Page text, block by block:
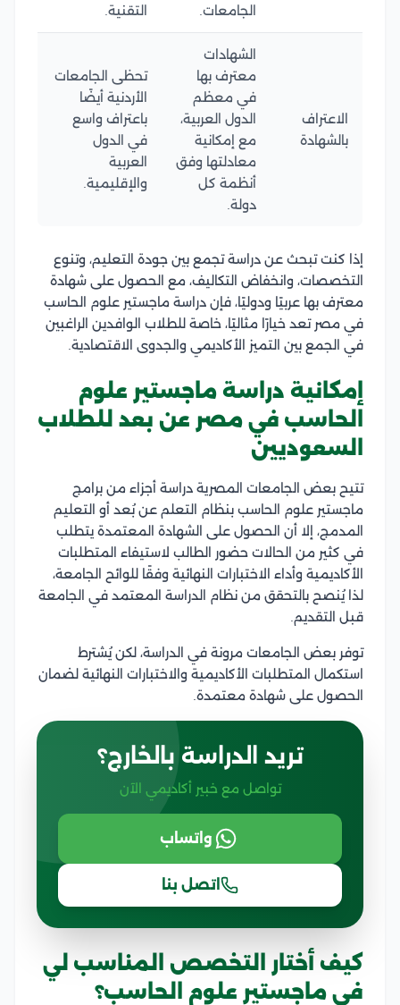
الجامعات.
التقنية.
الاعتراف
بالشهادة
الشهادات
معترف بها
في معظم
الدول العربية،
مع إمكانية
معادلتها وفق
أنظمة كل
دولة.
تحظى الجامعات
الأردنية أيضًا
باعتراف واسع
في الدول
العربية
والإقليمية.
إذا كنت تبحث عن دراسة تجمع بين جودة التعليم، وتنوع
التخصصات، وانخفاض التكاليف، مع الحصول على شهادة
معترف بها عربيًا ودوليًا، فإن دراسة ماجستير علوم الحاسب
في مصر تعد خيارًا مثاليًا، خاصة للطلاب الوافدين الراغبين
في الجمع بين التميز الأكاديمي والجدوى الاقتصادية.
إمكانية دراسة ماجستير علوم
الحاسب في مصر عن بعد للطلاب
السعوديين
تتيح بعض الجامعات المصرية دراسة أجزاء من برامج
ماجستير علوم الحاسب بنظام التعلم عن بُعد أو التعليم
المدمج، إلا أن الحصول على الشهادة المعتمدة يتطلب
في كثير من الحالات حضور الطالب لاستيفاء المتطلبات
الأكاديمية وأداء الاختبارات النهائية وفقًا للوائح الجامعة،
لذا يُنصح بالتحقق من نظام الدراسة المعتمد في الجامعة
قبل التقديم.
توفر بعض الجامعات مرونة في الدراسة، لكن يُشترط
استكمال المتطلبات الأكاديمية والاختبارات النهائية لضمان
الحصول على شهادة معتمدة.
تريد الدراسة بالخارج؟
تواصل مع خبير أكاديمي الآن
واتساب
اتصل بنا
كيف أختار التخصص المناسب لي
في ماجستير علوم الحاسب؟